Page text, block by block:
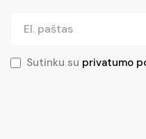
Sutinku su privatumo